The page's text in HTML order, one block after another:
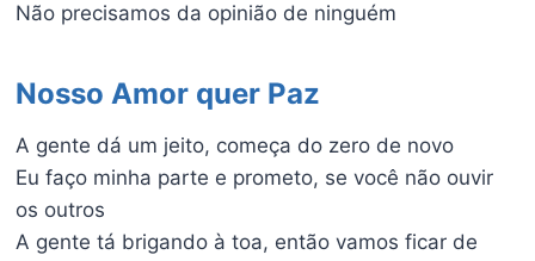
Não precisamos da opinião de ninguém
Nosso Amor quer Paz
A gente dá um jeito, começa do zero de novo
Eu faço minha parte e prometo, se você não ouvir
os outros
A gente tá brigando à toa, então vamos ficar de